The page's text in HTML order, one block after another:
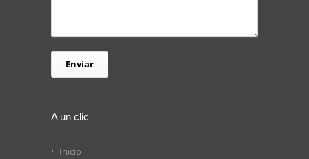
A un clic
Inicio